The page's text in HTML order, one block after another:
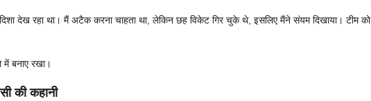
दिशा देख रहा था। मैं अटैक करना चाहता था, लेकिन छह विकेट गिर चुके थे, इसलिए मैंने संयम दिखाया। टीम को
बनाए रखा।
की कहानी